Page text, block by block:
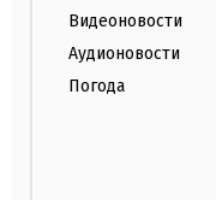
Видеоновости
Аудионовости
Погода